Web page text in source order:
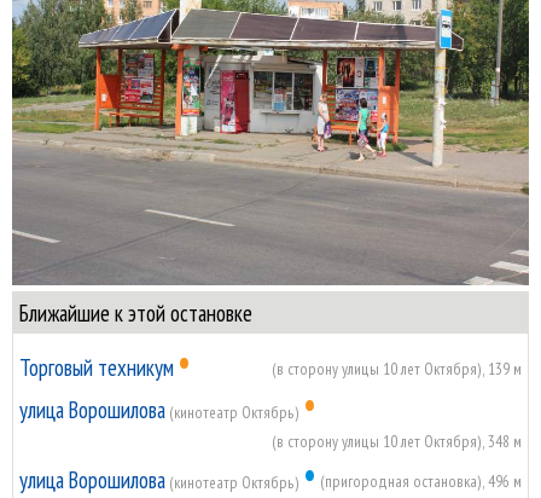
Ближайшие к этой остановке
Торговый техникум • (в сторону улицы 10 лет Октября), 139 м
улица Ворошилова (кинотеатр Октябрь) •
(в сторону улицы 10 лет Октября), 348 м
улица Ворошилова (кинотеатр Октябрь) • (пригородная остановка), 496 м